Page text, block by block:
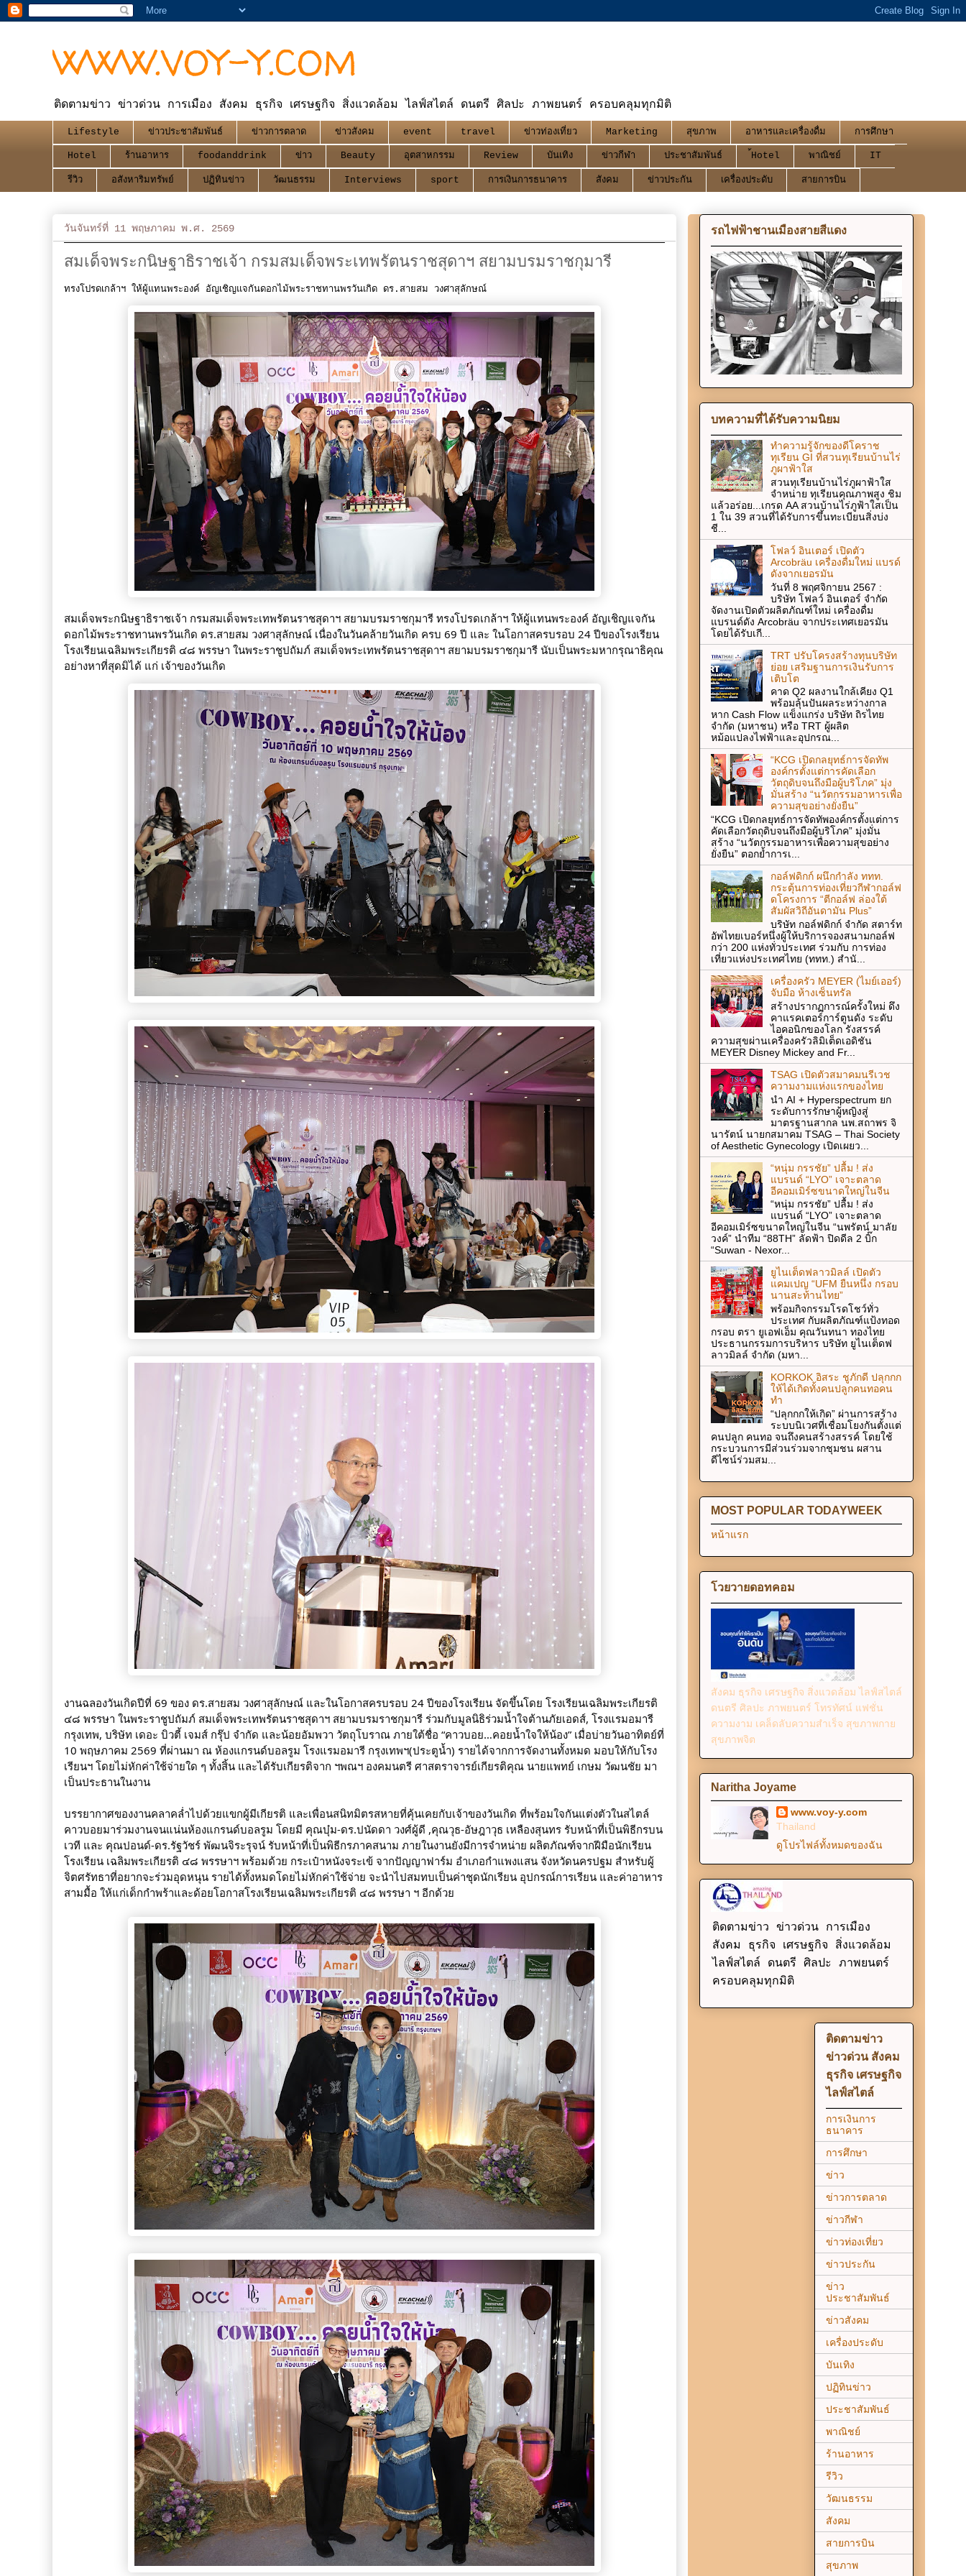
WWW.VOY-Y.COM
ติดตามข่าว ข่าวด่วน การเมือง สังคม ธุรกิจ เศรษฐกิจ สิ่งแวดล้อม ไลฟ์สไตล์ ดนตรี ศิลปะ ภาพยนตร์ ครอบคลุมทุกมิติ
Lifestyle ข่าวประชาสัมพันธ์ ข่าวการตลาด ข่าวสังคม event travel ข่าวท่องเที่ยว Marketing สุขภาพ อาหารและเครื่องดื่ม การศึกษา
Hotel ร้านอาหาร foodanddrink ข่าว Beauty อุตสาหกรรม Review บันเทิง ข่าวกีฬา ประชาสัมพันธ์ ้Hotel พาณิชย์ IT
รีวิว อสังหาริมทรัพย์ ปฏิทินข่าว วัฒนธรรม Interviews sport การเงินการธนาคาร สังคม ข่าวประกัน เครื่องประดับ สายการบิน
วันจันทร์ที่ 11 พฤษภาคม พ.ศ. 2569
สมเด็จพระกนิษฐาธิราชเจ้า กรมสมเด็จพระเทพรัตนราชสุดาฯ สยามบรมราชกุมารี
ทรงโปรดเกล้าฯ ให้ผู้แทนพระองค์ อัญเชิญแจกันดอกไม้พระราชทานพรวันเกิด ดร.สายสม วงศาสุลักษณ์
สมเด็จพระกนิษฐาธิราชเจ้า กรมสมเด็จพระเทพรัตนราชสุดาฯ สยามบรมราชกุมารี ทรงโปรดเกล้าฯ ให้ผู้แทนพระองค์ อัญเชิญแจกัน
ดอกไม้พระราชทานพรวันเกิด ดร.สายสม วงศาสุลักษณ์ เนื่องในวันคล้ายวันเกิด ครบ 69 ปี และ ในโอกาสครบรอบ 24 ปีของโรงเรียน
โรงเรียนเฉลิมพระเกียรติ ๔๘ พรรษา ในพระราชูปถัมภ์ สมเด็จพระเทพรัตนราชสุดาฯ สยามบรมราชกุมารี นับเป็นพระมหากรุณาธิคุณ
อย่างหาที่สุดมิได้ แก่ เจ้าของวันเกิด
งานฉลองวันเกิดปีที่ 69 ของ ดร.สายสม วงศาสุลักษณ์ และในโอกาสครบรอบ 24 ปีของโรงเรียน จัดขึ้นโดย โรงเรียนเฉลิมพระเกียรติ
๔๘ พรรษา ในพระราชูปถัมภ์ สมเด็จพระเทพรัตนราชสุดาฯ สยามบรมราชกุมารี ร่วมกับมูลนิธิร่วมน้ำใจต้านภัยเอดส์, โรงแรมอมารี
กรุงเทพ, บริษัท เดอะ บิวตี้ เจมส์ กรุ๊ป จำกัด และน้อยอัมพวา วัตถุโบราณ ภายใต้ชื่อ “คาวบอย…คอยน้ำใจให้น้อง” เมื่อบ่ายวันอาทิตย์ที่
10 พฤษภาคม 2569 ที่ผ่านมา ณ ห้องแกรนด์บอลรูม โรงแรมอมารี กรุงเทพฯ(ประตูน้ำ) รายได้จากการจัดงานทั้งหมด มอบให้กับโรง
เรียนฯ โดยไม่หักค่าใช้จ่ายใด ๆ ทั้งสิ้น และได้รับเกียรติจาก ฯพณฯ องคมนตรี ศาสตราจารย์เกียรติคุณ นายแพทย์ เกษม วัฒนชัย มา
เป็นประธานในงาน
บรรยากาศของงานคลาคล่ำไปด้วยแขกผู้มีเกียรติ และเพื่อนสนิทมิตรสหายที่คุ้นเคยกับเจ้าของวันเกิด ที่พร้อมใจกันแต่งตัวในสไตล์
คาวบอยมาร่วมงานจนแน่นห้องแกรนด์บอลรูม โดยมี คุณบุ๋ม-ดร.ปนัดดา วงศ์ผู้ดี ,คุณวุธ-อัษฎาวุธ เหลืองสุนทร รับหน้าที่เป็นพิธีกรบน
เวที และ คุณปอนด์-ดร.รัฐวัชร์ พัฒนจิระรุจน์ รับหน้าที่เป็นพิธีกรภาคสนาม ภายในงานยังมีการจำหน่าย ผลิตภัณฑ์จากฝีมือนักเรียน
โรงเรียน เฉลิมพระเกียรติ ๔๘ พรรษาฯ พร้อมด้วย กระเป๋าหนังจระเข้ จากปัญญาฟาร์ม อำเภอกำแพงแสน จังหวัดนครปฐม สำหรับผู้
จิตศรัทธาที่อยากจะร่วมอุดหนุน รายได้ทั้งหมดโดยไม่หักค่าใช้จ่าย จะนำไปสมทบเป็นค่าชุดนักเรียน อุปกรณ์การเรียน และค่าอาหาร
รถไฟฟ้าชานเมืองสายสีแดง
บทความที่ได้รับความนิยม
ทำความรู้จักของดีโคราช
ทุเรียน GI ที่สวนทุเรียนบ้านไร่
ภูผาฟ้าใส
สวนทุเรียนบ้านไร่ภูผาฟ้าใส
จำหน่าย ทุเรียนคุณภาพสูง ชิม
แล้วอร่อย...เกรด AA สวนบ้านไร่ภูฟ้าใสเป็น
1 ใน 39 สวนที่ได้รับการขึ้นทะเบียนสิ่งบ่ง
ชี...
โฟลว์ อินเตอร์ เปิดตัว
Arcobräu เครื่องดื่มใหม่ แบรด์
ดังจากเยอรมัน
วันที่ 8 พฤศจิกายน 2567 :
บริษัท โฟลว์ อินเตอร์ จำกัด
จัดงานเปิดตัวผลิตภัณฑ์ใหม่ เครื่องดื่ม
แบรนด์ดัง Arcobräu จากประเทศเยอรมัน
โดยได้รับเกี...
TRT ปรับโครงสร้างทุนบริษัท
ย่อย เสริมฐานการเงินรับการ
เติบโต
คาด Q2 ผลงานใกล้เคียง Q1
พร้อมลุ้นปันผลระหว่างกาล
หาก Cash Flow แข็งแกร่ง บริษัท ถิรไทย
จำกัด (มหาชน) หรือ TRT ผู้ผลิต
หม้อแปลงไฟฟ้าและอุปกรณ...
“KCG เปิดกลยุทธ์การจัดทัพ
องค์กรตั้งแต่การคัดเลือก
วัตถุดิบจนถึงมือผู้บริโภค” มุ่ง
มั่นสร้าง “นวัตกรรมอาหารเพื่อ
ความสุขอย่างยั่งยืน”
“KCG เปิดกลยุทธ์การจัดทัพองค์กรตั้งแต่การ
คัดเลือกวัตถุดิบจนถึงมือผู้บริโภค” มุ่งมั่น
สร้าง “นวัตกรรมอาหารเพื่อความสุขอย่าง
ยั่งยืน” ตอกย้ำการเ...
กอล์ฟดิกก์ ผนึกกำลัง ททท.
กระตุ้นการท่องเที่ยวกีฬากอล์ฟ
ดโครงการ “ตีกอล์ฟ ล่องใต้
สัมผัสวิถีอันดามัน Plus”
บริษัท กอล์ฟดิกก์ จำกัด สตาร์ท
อัพไทยเบอร์หนึ่งผู้ให้บริการจองสนามกอล์ฟ
กว่า 200 แห่งทั่วประเทศ ร่วมกับ การท่อง
เที่ยวแห่งประเทศไทย (ททท.) สำนั...
เครื่องครัว MEYER (ไมย์เออร์)
จับมือ ห้างเซ็นทรัล
สร้างปรากฏการณ์ครั้งใหม่ ดึง
คาแรคเตอร์การ์ตูนดัง ระดับ
ไอคอนิกของโลก รังสรรค์
ความสุขผ่านเครื่องครัวลิมิเต็ดเอดิชัน
MEYER Disney Mickey and Fr...
TSAG เปิดตัวสมาคมนรีเวช
ความงามแห่งแรกของไทย
นำ AI + Hyperspectrum ยก
ระดับการรักษาผู้หญิงสู่
มาตรฐานสากล นพ.สถาพร จิ
นารัตน์ นายกสมาคม TSAG – Thai Society
of Aesthetic Gynecology เปิดเผยว...
“หนุ่ม กรรชัย” ปลื้ม ! ส่ง
แบรนด์ “LYO” เจาะตลาด
อีคอมเมิร์ซขนาดใหญ่ในจีน
“หนุ่ม กรรชัย” ปลื้ม ! ส่ง
แบรนด์ “LYO” เจาะตลาด
อีคอมเมิร์ซขนาดใหญ่ในจีน “นพรัตน์ มาลัย
วงค์” นำทีม “88TH” ลัดฟ้า ปิดดีล 2 บิ๊ก
“Suwan - Nexor...
ยูไนเต็ดฟลาวมิลล์ เปิดตัว
แคมเปญ “UFM ยืนหนึ่ง กรอบ
นานสะท้านไทย”
พร้อมกิจกรรมโรดโชว์ทั่ว
ประเทศ กับผลิตภัณฑ์แป้งทอด
กรอบ ตรา ยูเอฟเอ็ม คุณวันทนา ทองไทย
ประธานกรรมการบริหาร บริษัท ยูไนเต็ดฟ
ลาวมิลล์ จำกัด (มหา...
KORKOK อิสระ ชูภักดี ปลุกกก
ให้ได้เกิดทั้งคนปลูกคนทอคน
ทำ
“ปลุกกกให้เกิด” ผ่านการสร้าง
ระบบนิเวศที่เชื่อมโยงกันตั้งแต่
คนปลูก คนทอ จนถึงคนสร้างสรรค์ โดยใช้
กระบวนการมีส่วนร่วมจากชุมชน ผสาน
ดีไซน์ร่วมสม...
MOST POPULAR TODAYWEEK
หน้าแรก
โวยวายดอทคอม
สังคม ธุรกิจ เศรษฐกิจ สิ่งแวดล้อม ไลฟ์สไตล์
ดนตรี ศิลปะ ภาพยนตร์ โทรทัศน์ แฟชั่น
ความงาม เคล็ดลับความสำเร็จ สุขภาพกาย
สุขภาพจิต
Naritha Joyame
www.voy-y.com
Thailand
ดูโปรไฟล์ทั้งหมดของฉัน
ติดตามข่าว ข่าวด่วน การเมือง
สังคม ธุรกิจ เศรษฐกิจ สิ่งแวดล้อม
ไลฟ์สไตล์ ดนตรี ศิลปะ ภาพยนตร์
ครอบคลุมทุกมิติ
ติดตามข่าว
ข่าวด่วน สังคม
ธุรกิจ เศรษฐกิจ
ไลฟ์สไตล์
การเงินการ
ธนาคาร
การศึกษา
ข่าว
ข่าวการตลาด
ข่าวกีฬา
ข่าวท่องเที่ยว
ข่าวประกัน
ข่าว
ประชาสัมพันธ์
ข่าวสังคม
เครื่องประดับ
บันเทิง
ปฏิทินข่าว
ประชาสัมพันธ์
พาณิชย์
ร้านอาหาร
รีวิว
วัฒนธรรม
สังคม
สายการบิน
สุขภาพ